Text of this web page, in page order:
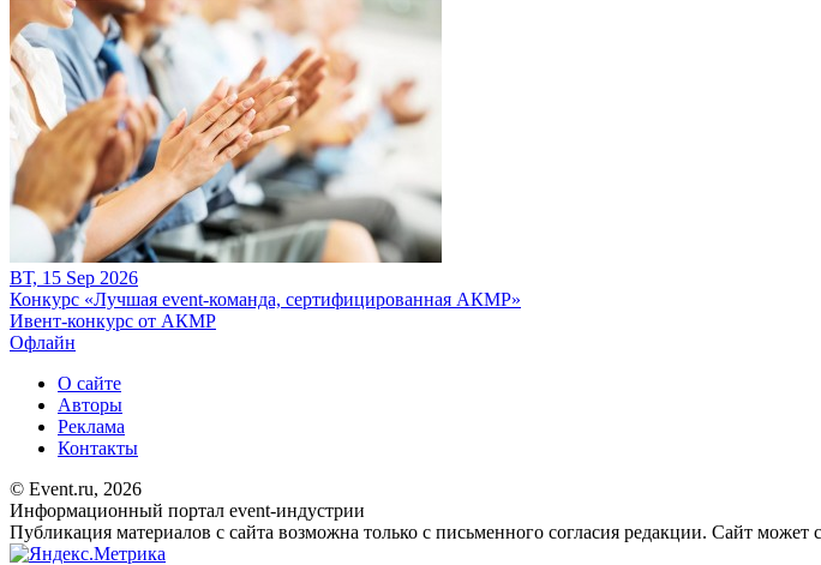
ВТ, 15 Sep 2026
Конкурс «Лучшая event-команда, сертифицированная АКМР»
Ивент-конкурс от АКМР
Офлайн
О сайте
Авторы
Реклама
Контакты
© Event.ru, 2026
Информационный портал event-индустрии
Публикация материалов с сайта возможна только с письменного согласия редакции. Сайт